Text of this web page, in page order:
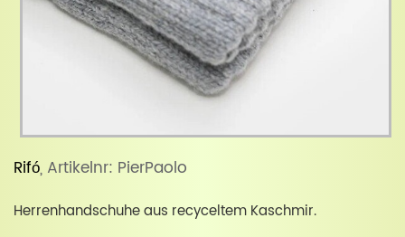
Rifó, Artikelnr: PierPaolo
Herrenhandschuhe aus recyceltem Kaschmir.